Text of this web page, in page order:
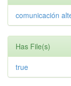
comunicación
Has File(s)
true